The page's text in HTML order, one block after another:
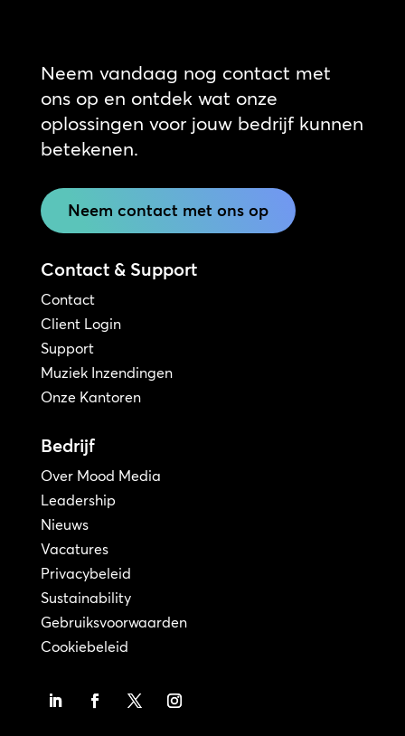
Neem vandaag nog contact met
ons op en ontdek wat onze
oplossingen voor jouw bedrijf kunnen
betekenen.
Neem contact met ons op
Contact & Support
Contact
Client Login
Support
Muziek Inzendingen
Onze Kantoren
Bedrijf
Over Mood Media
Leadership
Nieuws
Vacatures
Privacybeleid
Sustainability
Gebruiksvoorwaarden
Cookiebeleid